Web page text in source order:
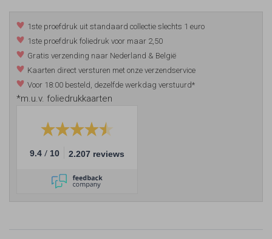
1ste proefdruk uit standaard collectie slechts 1 euro
1ste proefdruk foliedruk voor maar 2,50
Gratis verzending naar Nederland & België
Kaarten direct versturen met onze verzendservice
Voor 18:00 besteld, dezelfde werkdag verstuurd*
*m.u.v. foliedrukkaarten
9.4 / 10 2.207 reviews